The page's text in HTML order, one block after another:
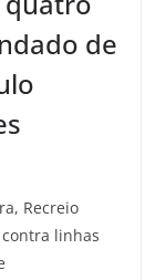
de
Recreio
linhas